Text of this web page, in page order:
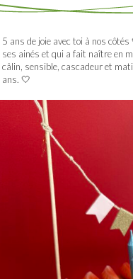
5 ans de joie avec toi à nos
ses ainés et qui a fait naître en
câlin, sensible, cascadeur et
ans. 🤍